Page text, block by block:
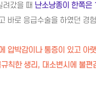
갔을 때 난소낭종이 한쪽
바로 응급수술을 하였던 경
압박감이나 통증이 있고 아
칙한 생리, 대소변시에 불편